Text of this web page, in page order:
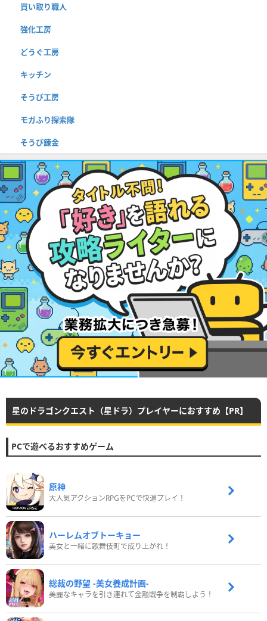
買い取り職人
強化工房
どうぐ工房
キッチン
そうび工房
モガふり探索隊
そうび錬金
星のドラゴンクエスト（星ドラ）プレイヤーにおすすめ【PR】
PCで遊べるおすすめゲーム
原神
大人気アクションRPGをPCで快適プレイ！
ハーレムオブトーキョー
美女と一緒に歌舞伎町で成り上がれ！
総裁の野望 -美女養成計画-
美麗なキャラを引き連れて金融戦争を制覇しよう！